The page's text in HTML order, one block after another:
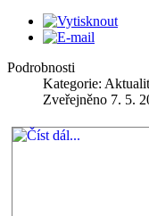
Podrobnosti
Kategorie:
Zveřejněno 7. 5.